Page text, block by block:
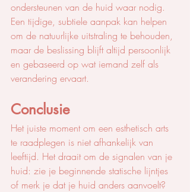
ondersteunen van de huid waar nodig.
Een tijdige, subtiele aanpak kan helpen
om de natuurlijke uitstraling te behouden,
maar de beslissing blijft altijd persoonlijk
en gebaseerd op wat iemand zelf als
verandering ervaart.
Conclusie
Het juiste moment om een esthetisch arts
te raadplegen is niet afhankelijk van
leeftijd. Het draait om de signalen van je
huid: zie je beginnende statische lijntjes
of merk je dat je huid anders aanvoelt?